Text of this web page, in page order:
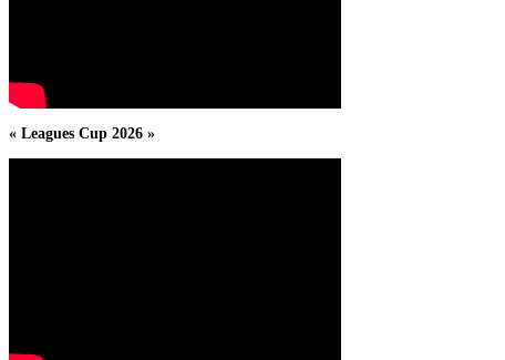
« Leagues Cup 2026 »